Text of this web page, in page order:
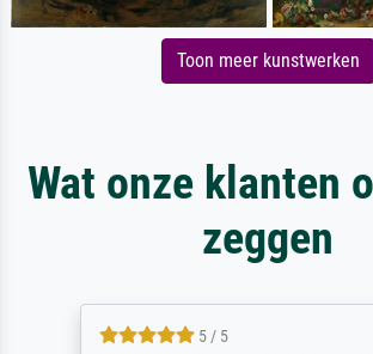
Toon meer kunstwerken
Wat onze klanten
zeggen
5 / 5